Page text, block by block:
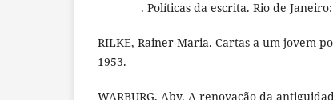
_________. Políticas da escrita. Rio de
RILKE, Rainer Maria. Cartas a um jovem
1953.
WARBURG, Aby. A renovação da